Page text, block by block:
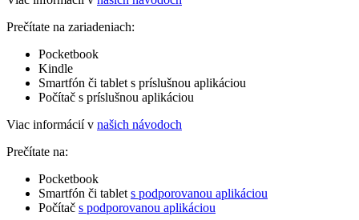
Prečítate na zariadeniach:
Pocketbook
Kindle
Smartfón či tablet s príslušnou aplikáciou
Počítač s príslušnou aplikáciou
Viac informácií v našich návodoch
Prečítate na:
Pocketbook
Smartfón či tablet s podporovanou aplikáciou
Počítač s podporovanou aplikáciou